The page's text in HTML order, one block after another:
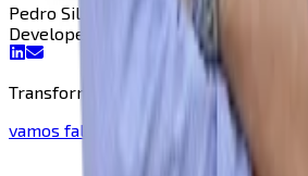
Pedro Silvestre Lopes
Developer
Transforme a sua ideia numa realidade!
vamos falar